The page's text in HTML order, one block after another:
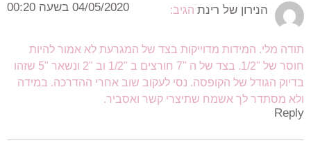
הנירון של רינת הגיב: 04/05/2020 בשעה 00:20
תודה מלי. המידות מדוייקות בצד של המגרעת לא אמור להיות
חוסר של "1/2. בצד של ה "7 חורצים ב "1/2 וב "2 ונשאר "5 שזהו
בדיוק הגודל של הקופסה. נסי לעקוב שוב אחרי ההדרכה. במידה
ולא מסתדר לך אשמח שתיצרי קשר ואסביר.
Reply